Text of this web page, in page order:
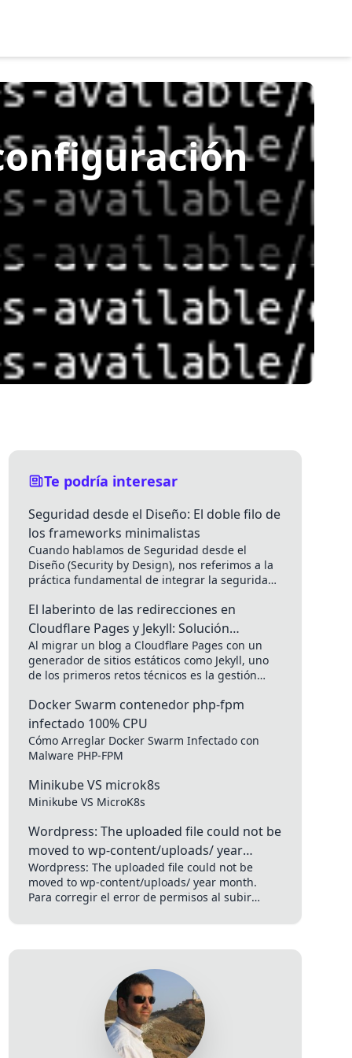
Te podría interesar
Seguridad desde el Diseño: El doble filo de
los frameworks minimalistas
Cuando hablamos de Seguridad desde el
Diseño (Security by Design), nos referimos a la
práctica fundamental de integrar la seguridad
El laberinto de las redirecciones en
Cloudflare Pages y Jekyll: Solución
definitiva
Al migrar un blog a Cloudflare Pages con un
generador de sitios estáticos como Jekyll, uno
de los primeros retos técnicos es la gestión
Docker Swarm contenedor php-fpm
infectado 100% CPU
Cómo Arreglar Docker Swarm Infectado con
Malware PHP-FPM
Minikube VS microk8s
Minikube VS MicroK8s
Wordpress: The uploaded file could not be
moved to wp-content/uploads/ year
month
Wordpress: The uploaded file could not be
moved to wp-content/uploads/ year month.
Para corregir el error de permisos al subir